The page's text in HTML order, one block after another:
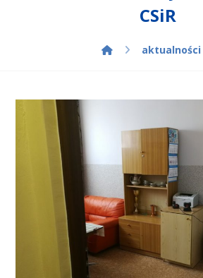
CSiR
aktualności